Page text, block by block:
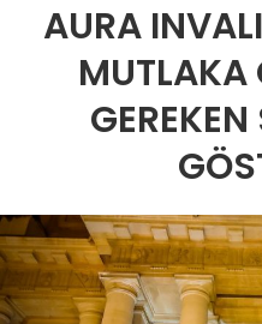
AURA
MUTLAKA